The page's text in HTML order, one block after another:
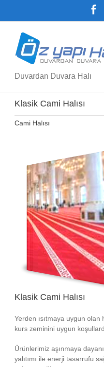
Duvardan Duvara Halı
Klasik Cami Halısı
Cami Halısı
Klasik Cami Halısı
Yerden ısıtmaya uygun olan
kurs zeminini uygun
Ürünlerimiz aşınmaya
yalıtımı ile enerji tasarrufu